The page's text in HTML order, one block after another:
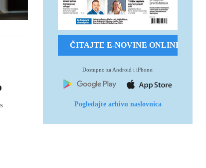
ČITAJTE E-NOVINE ONLINE
Dostupno za Android i iPhone:
Pogledajte arhivu naslovnica